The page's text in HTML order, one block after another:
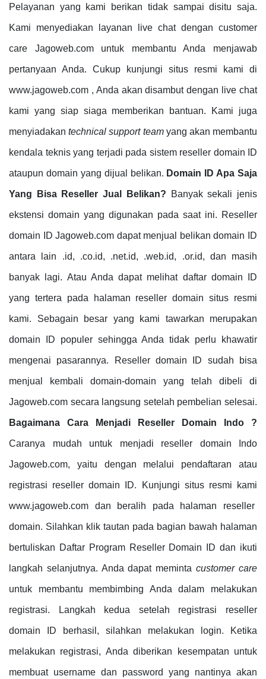
Pelayanan yang kami berikan tidak sampai disitu saja.
Kami menyediakan layanan live chat dengan customer
care Jagoweb.com untuk membantu Anda menjawab
pertanyaan Anda. Cukup kunjungi situs resmi kami di
www.jagoweb.com , Anda akan disambut dengan live chat
kami yang siap siaga memberikan bantuan. Kami juga
menyiadakantechnical support teamyang akan membantu
kendala teknis yang terjadi pada sistem reseller domain ID
ataupun domain yang dijual belikan. Domain ID Apa Saja
Yang Bisa Reseller Jual Belikan? Banyak sekali jenis
ekstensi domain yang digunakan pada saat ini. Reseller
domain ID Jagoweb.com dapat menjual belikan domain ID
antara lain .id, .co.id, .net.id, .web.id, .or.id, dan masih
banyak lagi. Atau Anda dapat melihat daftar domain ID
yang tertera pada halaman reseller domain situs resmi
kami. Sebagain besar yang kami tawarkan merupakan
domain ID populer sehingga Anda tidak perlu khawatir
mengenai pasarannya. Reseller domain ID sudah bisa
menjual kembali domain-domain yang telah dibeli di
Jagoweb.com secara langsung setelah pembelian selesai.
Bagaimana Cara Menjadi Reseller Domain Indo ?
Caranya mudah untuk menjadi reseller domain Indo
Jagoweb.com, yaitu dengan melalui pendaftaran atau
registrasi reseller domain ID. Kunjungi situs resmi kami
www.jagoweb.com dan beralih pada halaman reseller
domain. Silahkan klik tautan pada bagian bawah halaman
bertuliskan Daftar Program Reseller Domain ID dan ikuti
langkah selanjutnya. Anda dapat memintacustomer care
untuk membantu membimbing Anda dalam melakukan
registrasi. Langkah kedua setelah registrasi reseller
domain ID berhasil, silahkan melakukan login. Ketika
melakukan registrasi, Anda diberikan kesempatan untuk
membuat username dan password yang nantinya akan